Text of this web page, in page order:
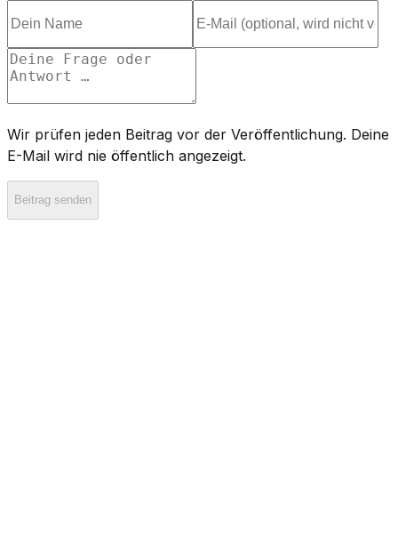
Wir prüfen jeden Beitrag vor der Veröffentlichung. Deine
E-Mail wird nie öffentlich angezeigt.
Beitrag senden